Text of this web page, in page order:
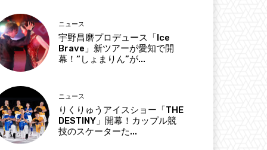
ニュース
宇野昌磨プロデュース「Ice
Brave」新ツアーが愛知で開
幕！“しょまりん”が...
ニュース
りくりゅうアイスショー「THE
DESTINY」開幕！カップル競
技のスケーターた...